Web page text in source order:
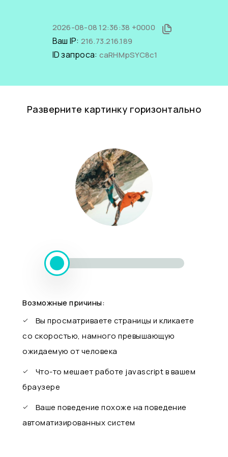
2026-08-08 12:36:38 +0000
Ваш IP: 216.73.216.189
ID запроса: caRHMpSYC8c1
Разверните картинку горизонтально
Возможные причины:
Вы просматриваете страницы и кликаете
со скоростью, намного превышающую
ожидаемую от человека
Что-то мешает работе javascript в вашем
браузере
Ваше поведение похоже на поведение
автоматизированных систем